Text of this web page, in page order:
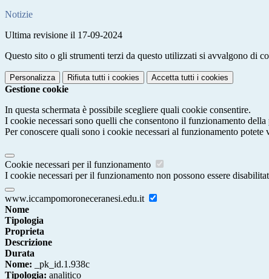
Notizie
Ultima revisione il 17-09-2024
Questo sito o gli strumenti terzi da questo utilizzati si avvalgono di
Personalizza Rifiuta tutti i cookies Accetta tutti i cookies
Gestione cookie
In questa schermata è possibile scegliere quali cookie consentire.
I cookie necessari sono quelli che consentono il funzionamento
Per conoscere quali sono i cookie necessari al funzionamento potete
Cookie necessari per il funzionamento
I cookie necessari per il funzionamento non possono essere
www.iccampomoroneceranesi.edu.it
Nome
Tipologia
Proprieta
Descrizione
Durata
Nome: _pk_id.1.938c
Tipologia: analitico